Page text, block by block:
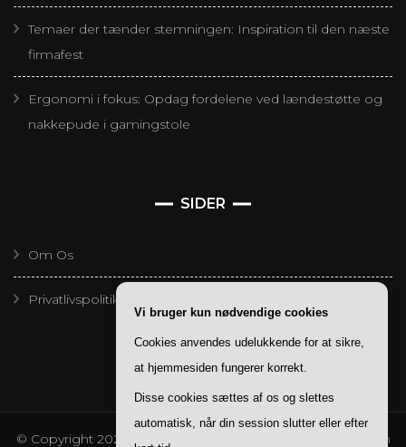
Temaer der tænder stemningen: Inspiration til den næste
firmafest
Ergonomi i fokus: Opdag fordelene ved lændestøtte og
nakkepude i gamingstole
SIDER
Om Os
Privatlivspolitik
© Copyright 2026 Blossom
Vi bruger kun nødvendige cookies
Cookies anvendes udelukkende for at sikre,
at hjemmesiden fungerer korrekt.
Disse cookies sættes af os og slettes
automatisk, når din session slutter eller efter